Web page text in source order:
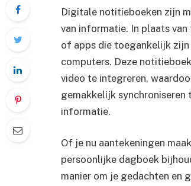
Digitale notitieboeken zijn
van informatie. In plaats
of apps die toegankelijk
computers. Deze
video te integreren,
gemakkelijk
informatie.
Of je nu aantekeningen
persoonlijke dagboek
manier om je gedachten en